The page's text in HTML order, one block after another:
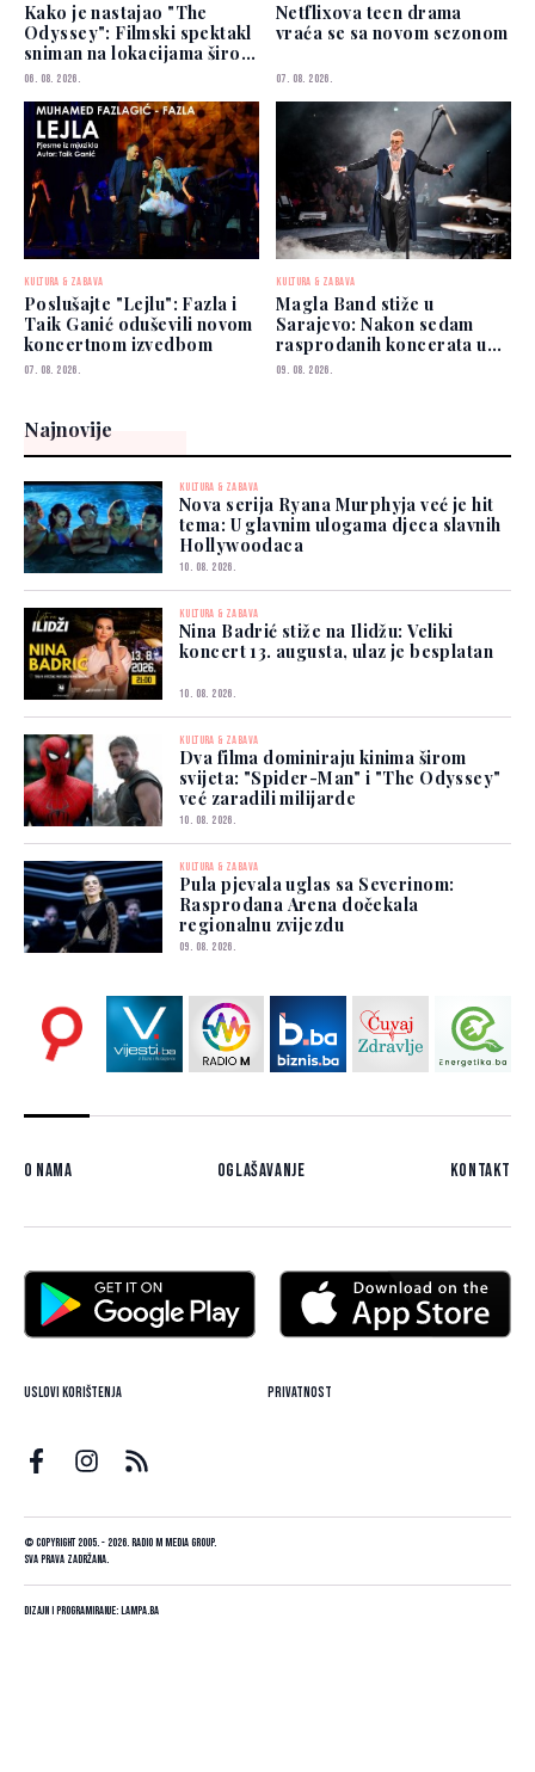
Kako je nastajao "The
Odyssey": Filmski spektakl
sniman na lokacijama širom
svijeta
06. 08. 2026.
Netflixova teen drama
vraća se sa novom sezonom
07. 08. 2026.
KULTURA & ZABAVA
Poslušajte "Lejlu": Fazla i
Taik Ganić oduševili novom
koncertnom izvedbom
07. 08. 2026.
KULTURA & ZABAVA
Magla Band stiže u
Sarajevo: Nakon sedam
rasprodanih koncerata u
Beogradu spremaju
09. 08. 2026.
Najnovije
KULTURA & ZABAVA
Nova serija Ryana Murphyja već je hit
tema: U glavnim ulogama djeca slavnih
Hollywoodaca
10. 08. 2026.
KULTURA & ZABAVA
Nina Badrić stiže na Ilidžu: Veliki
koncert 13. augusta, ulaz je besplatan
10. 08. 2026.
KULTURA & ZABAVA
Dva filma dominiraju kinima širom
svijeta: "Spider-Man" i "The Odyssey"
već zaradili milijarde
10. 08. 2026.
KULTURA & ZABAVA
Pula pjevala uglas sa Severinom:
Rasprodana Arena dočekala
regionalnu zvijezdu
09. 08. 2026.
O nama Oglašavanje Kontakt
Uslovi korištenja Privatnost
© Copyright 2005. - 2026. Radio M Media Group.
Sva prava zadržana.
Dizajn i programiranje: Lampa.ba